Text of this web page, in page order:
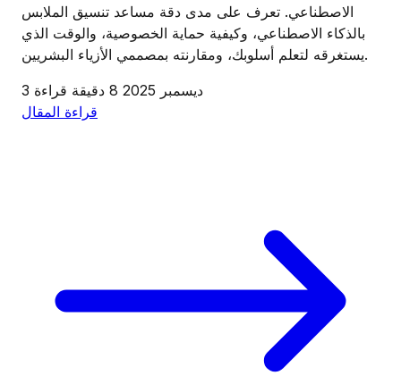
الاصطناعي. تعرف على مدى دقة مساعد تنسيق الملابس
بالذكاء الاصطناعي، وكيفية حماية الخصوصية، والوقت الذي
يستغرقه لتعلم أسلوبك، ومقارنته بمصممي الأزياء البشريين.
3 ديسمبر 2025
8 دقيقة قراءة
قراءة المقال